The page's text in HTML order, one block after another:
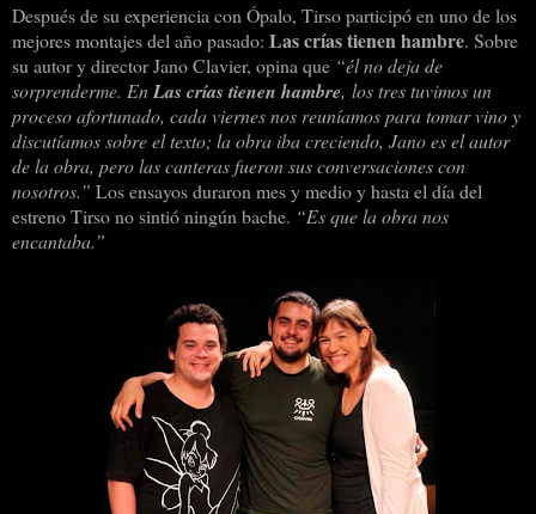
Después de su experiencia con Ópalo, Tirso participó en uno de los
mejores montajes del año pasado: Las crías tienen hambre. Sobre
su autor y director Jano Clavier, opina que “él no deja de
sorprenderme. EnLas crías tienen hambre, los tres tuvimos un
proceso afortunado, cada viernes nos reuníamos para tomar vino y
discutíamos sobre el texto; la obra iba creciendo, Jano es el autor
de la obra, pero las canteras fueron sus conversaciones con
nosotros.” Los ensayos duraron mes y medio y hasta el día del
estreno Tirso no sintió ningún bache. “Es que la obra nos
encantaba.”